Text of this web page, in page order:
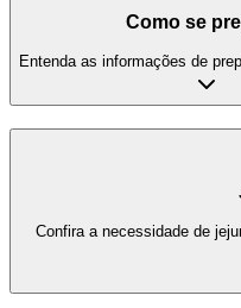
Como se
Entenda as informações de
Confira a necessidade de